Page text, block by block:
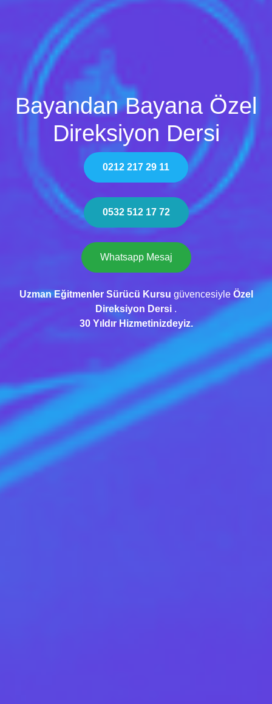
Bayandan Bayana Özel
Direksiyon Dersi
0212 217 29 11
0532 512 17 72
Whatsapp Mesaj
Uzman Eğitmenler Sürücü Kursu güvencesiyle Özel
Direksiyon Dersi .
30 Yıldır Hizmetinizdeyiz.